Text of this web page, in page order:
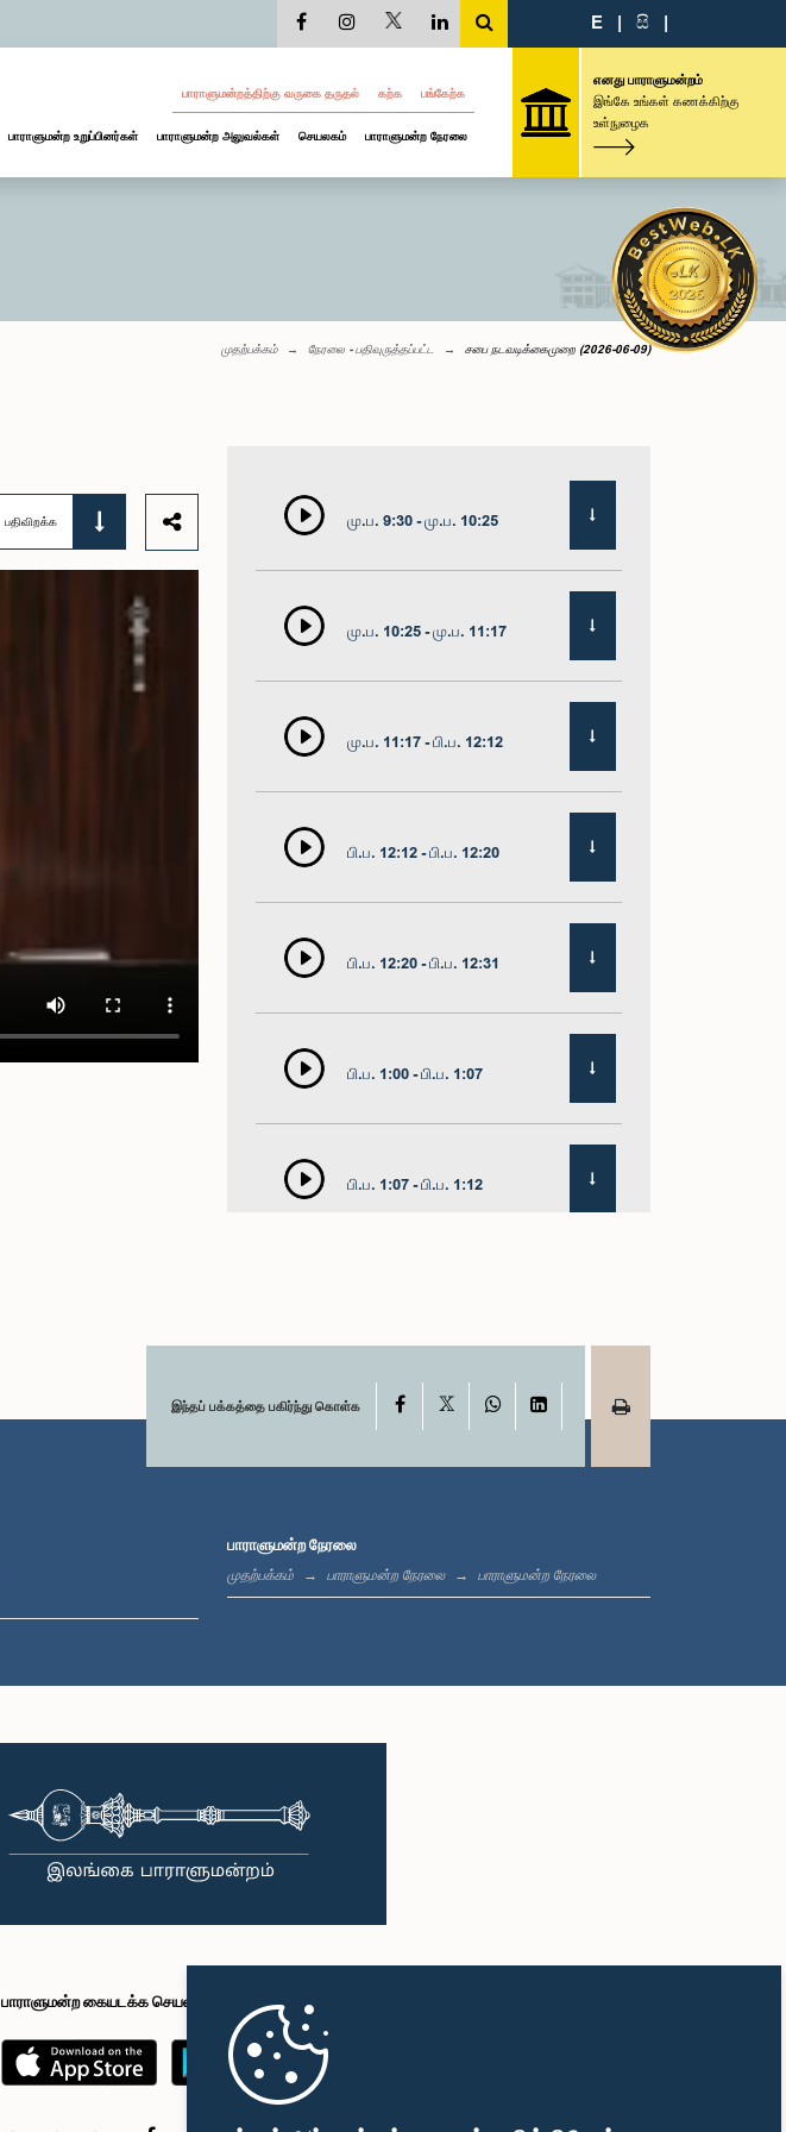
E | සි |
பாராளுமன்றத்திற்கு வருகை தருதல் கற்க பங்கேற்க
பாராளுமன்ற உறுப்பினர்கள் பாராளுமன்ற அலுவல்கள் செயலகம் பாராளுமன்ற நேரலை
எனது பாராளுமன்றம்
இங்கே உங்கள் கணக்கிற்கு
உள்நுழைக
முதற்பக்கம் நேரலை - பதிவுருத்தப்பட்ட சபை நடவடிக்கைமுறை (2026-06-09)
பதிவிறக்க மு.ப. 9:30 - மு.ப. 10:25
மு.ப. 10:25 - மு.ப. 11:17
மு.ப. 11:17 - பி.ப. 12:12
பி.ப. 12:12 - பி.ப. 12:20
பி.ப. 12:20 - பி.ப. 12:31
பி.ப. 1:00 - பி.ப. 1:07
பி.ப. 1:07 - பி.ப. 1:12
பி.ப. 1:20 - பி.ப. 1:31
இந்தப் பக்கத்தை பகிர்ந்து கொள்க Facebook WhatsAppLinkedIn
பாராளுமன்ற நேரலை
முதற்பக்கம் பாராளுமன்ற நேரலை பாராளுமன்ற நேரலை
பாராளுமன்ற கையடக்க செயலி